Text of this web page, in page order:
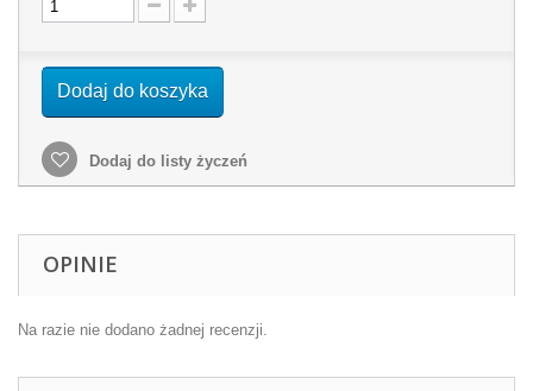
Dodaj do koszyka
Dodaj do listy życzeń
OPINIE
Na razie nie dodano żadnej recenzji.